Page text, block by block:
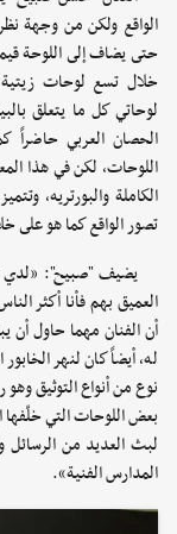
الواقع ولكن من وجهة
حتى يضاف إلى اللوحة
خلال تسع لوحات
لوحاتي كل ما يتعلق
الحصان العربي حاضراً
اللوحات، لكن في هذا
الكاملة والبورتريه،
تصور الواقع كما هو على
يضيف "صبيح": «لدي
العميق بهم فأنا أكثر
أن الفنان مهما حاول أن
له، أيضاً كان لنهر
نوع من أنواع التوثيق
بعض اللوحات التي خلّفها
لبث العديد من الرسائل
المدارس الفنية».